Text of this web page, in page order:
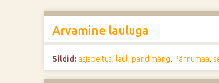
Arvamine lauluga
Sildid: asjapeitus,laul, pandimäng, Pärnumaa,